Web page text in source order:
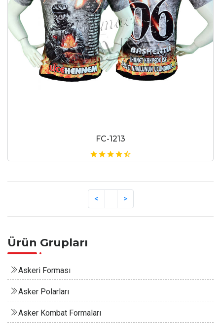
FC-1213
Ürün Grupları
Askeri Forması
Asker Polarları
Asker Kombat Formaları